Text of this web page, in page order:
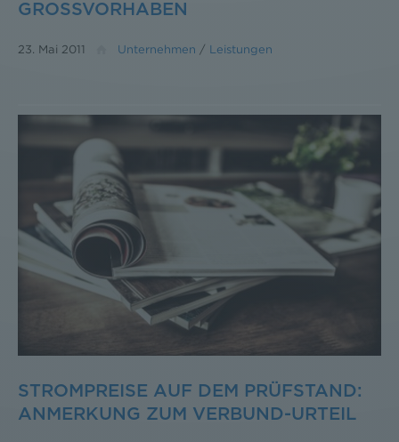
GROSSVORHABEN
23. Mai 2011 Unternehmen / Leistungen
STROMPREISE AUF DEM PRÜFSTAND:
ANMERKUNG ZUM VERBUND-URTEIL